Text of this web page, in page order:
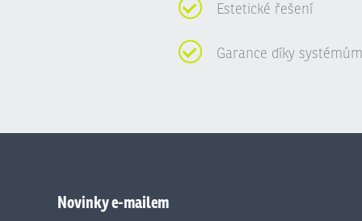
Estetické řešení
Garance díky
Novinky e-mailem